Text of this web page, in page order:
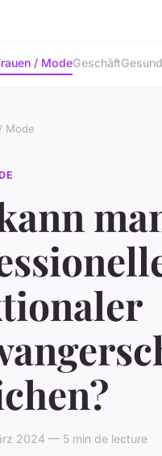
/ ModeGeschäft
Mode
2024 — 5 min de lecture